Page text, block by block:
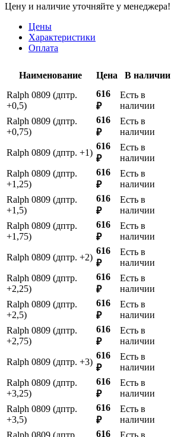
Цену и наличие уточняйте у менеджера!
Цены
Характеристики
Оплата
Наименование Цена В наличии
Ralph 0809 (дптр.
+0,5)
616
₽
Есть в
наличии
Ralph 0809 (дптр.
+0,75)
616
₽
Есть в
наличии
Ralph 0809 (дптр. +1)
616
₽
Есть в
наличии
Ralph 0809 (дптр.
+1,25)
616
₽
Есть в
наличии
Ralph 0809 (дптр.
+1,5)
616
₽
Есть в
наличии
Ralph 0809 (дптр.
+1,75)
616
₽
Есть в
наличии
Ralph 0809 (дптр. +2)
616
₽
Есть в
наличии
Ralph 0809 (дптр.
+2,25)
616
₽
Есть в
наличии
Ralph 0809 (дптр.
+2,5)
616
₽
Есть в
наличии
Ralph 0809 (дптр.
+2,75)
616
₽
Есть в
наличии
Ralph 0809 (дптр. +3)
616
₽
Есть в
наличии
Ralph 0809 (дптр.
+3,25)
616
₽
Есть в
наличии
Ralph 0809 (дптр.
+3,5)
616
₽
Есть в
наличии
Ralph 0809 (дптр. 616 Есть в